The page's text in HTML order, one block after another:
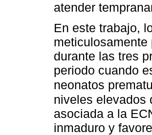
atender
En este trabajo,
durante las tres
periodo cuando
neonatos
niveles elevados
asociada a la
inmaduro y